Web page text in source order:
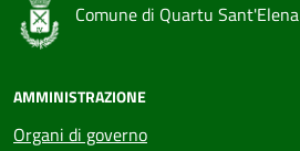
Comune di Quartu Sant'Elena
AMMINISTRAZIONE
Organi di governo